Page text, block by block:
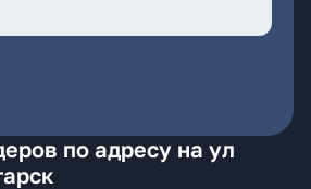
по адресу на ул